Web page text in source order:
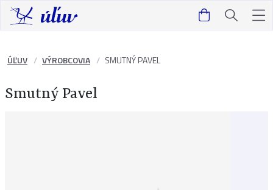
ÚĽUV VÝROBCOVIA SMUTNÝ PAVEL
Smutný Pavel